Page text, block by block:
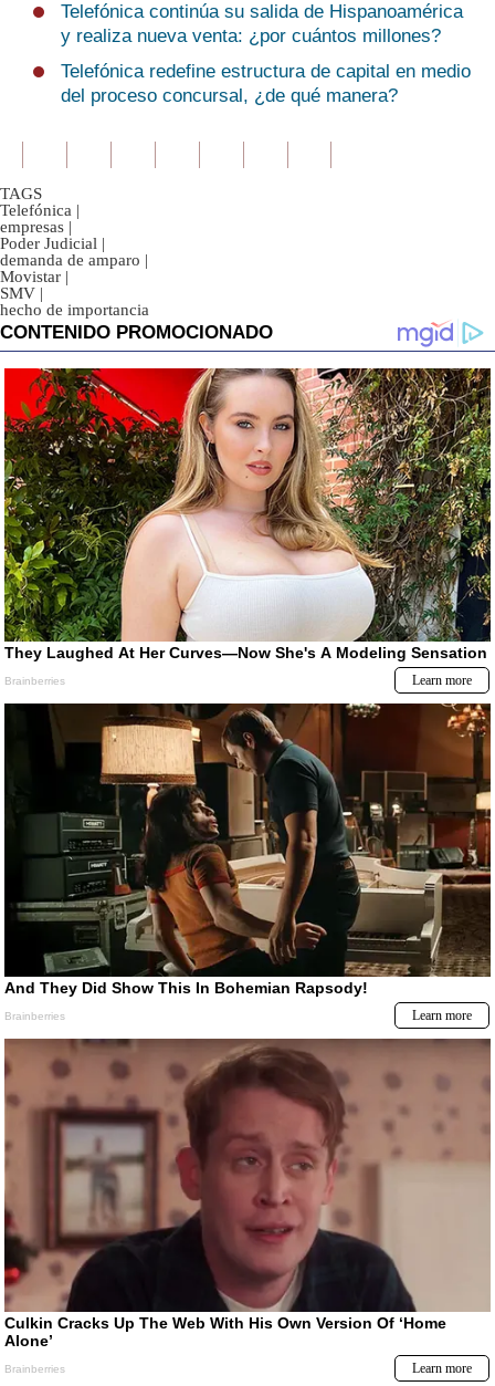
Telefónica continúa su salida de Hispanoamérica
y realiza nueva venta: ¿por cuántos millones?
Telefónica redefine estructura de capital en medio
del proceso concursal, ¿de qué manera?
TAGS
Telefónica |
empresas |
Poder Judicial |
demanda de amparo |
Movistar |
SMV |
hecho de importancia